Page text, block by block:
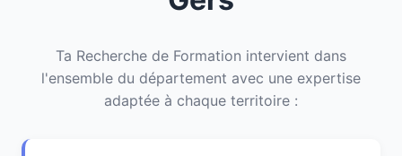
Ta Recherche de Formation intervient dans
l'ensemble du département avec une expertise
adaptée à chaque territoire :